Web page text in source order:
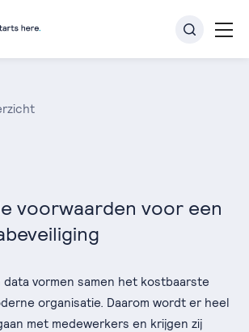
voorwaarden voor een
data vormen samen het kostbaarste
organisatie. Daarom wordt er heel
met medewerkers en krijgen zij